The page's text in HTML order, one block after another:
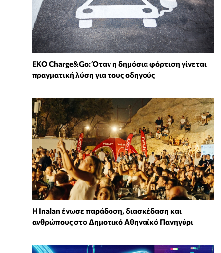
EKO Charge&Go: Όταν η δημόσια φόρτιση γίνεται
πραγματική λύση για τους οδηγούς
Η Inalan ένωσε παράδοση, διασκέδαση και
ανθρώπους στο Δημοτικό Αθηναϊκό Πανηγύρι